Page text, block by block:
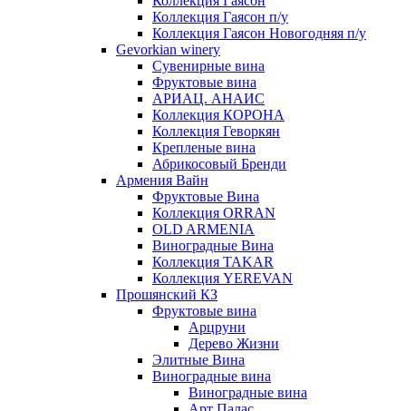
Коллекция Гаясон п/у
Коллекция Гаясон Новогодняя п/у
Gevorkian winery
Сувенирные вина
Фруктовые вина
АРИАЦ. АНАИС
Коллекция КОРОНА
Коллекция Геворкян
Крепленые вина
Абрикосовый Бренди
Армения Вайн
Фруктовые Вина
Коллекция ORRAN
OLD ARMENIA
Виноградные Вина
Коллекция TAKAR
Коллекция YEREVAN
Прошянский КЗ
Фруктовые вина
Арцруни
Дерево Жизни
Элитные Вина
Виноградные вина
Виноградные вина